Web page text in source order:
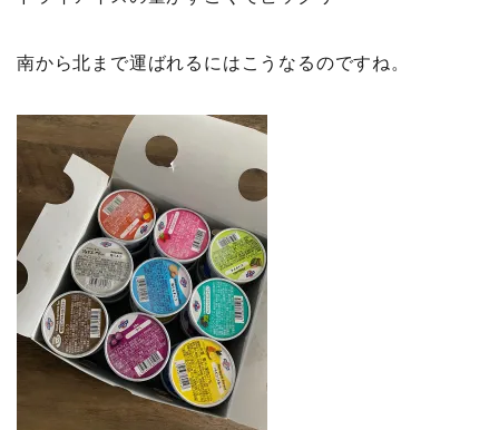
南から北まで運ばれるにはこうなるのですね。